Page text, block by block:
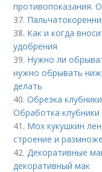
противопоказания.
37.
38. Как и когда
удобрения
39. Нужно ли
нужно обрывать
делать
40.Обрезка
Обработка
41. Мох кукушкин
строение и
42.Декоративные
декоративный мак